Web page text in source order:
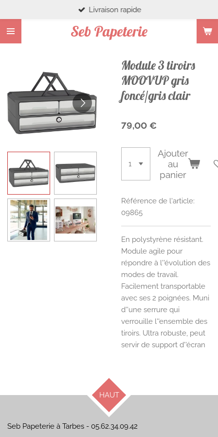
au
contenu
principal
Seb Papeterie
Livraison rapide
Module 3 tiroirs
MOOVUP gris
foncé/gris clair
79,00 €
Ajouter
au
panier
Référence de l'article:
09865
En polystyrène résistant.
Module agile pour
répondre à l''évolution des
modes de travail.
Facilement transportable
avec ses 2 poignées. Muni
d''une serrure qui
verrouille l''ensemble des
tiroirs. Ultra robuste, peut
servir de support d''écran
HAUT
Seb Papeterie à Tarbes - 05.62.34.09.42